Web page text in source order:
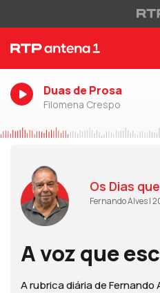
Duas de Prosa
Filomena Crespo
Os Dias
Fernando Alves |
A voz que
A rubrica diária de Fernando